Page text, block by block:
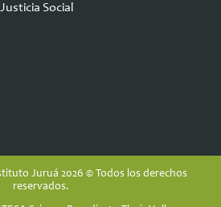
Social
Juruá 2026 © Todos los derechos
reservados.